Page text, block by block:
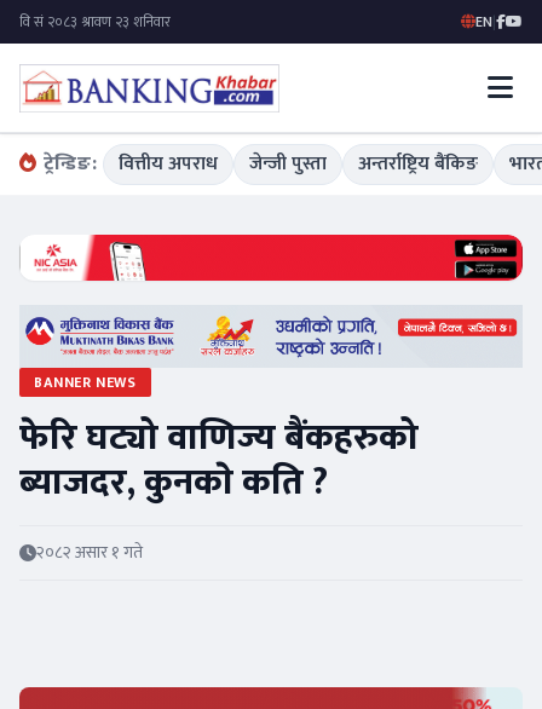
EN|
ट्रेन्डिङ: वित्तीय अपराध जेन्जी पुस्ता अन्तर्राष्ट्रिय बैंकिङ
BANNER NEWS
फेरि घट्यो वाणिज्य बैंकहरुको
ब्याजदर, कुनकाे कति ?
२०८२ असार १ गते